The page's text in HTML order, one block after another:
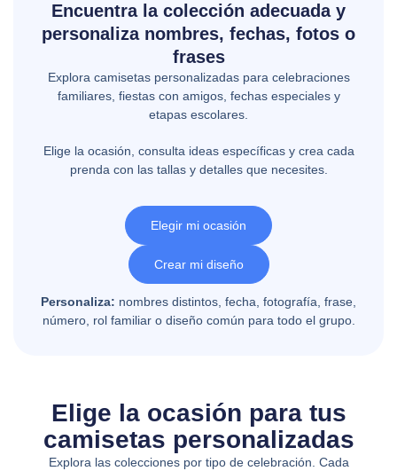
Encuentra la colección adecuada y
personaliza nombres, fechas, fotos o
frases
Explora camisetas personalizadas para celebraciones
familiares, fiestas con amigos, fechas especiales y
etapas escolares.
Elige la ocasión, consulta ideas específicas y crea cada
prenda con las tallas y detalles que necesites.
Elegir mi ocasión
Crear mi diseño
Personaliza: nombres distintos, fecha, fotografía, frase,
número, rol familiar o diseño común para todo el grupo.
Elige la ocasión para tus
camisetas personalizadas
Explora las colecciones por tipo de celebración. Cada